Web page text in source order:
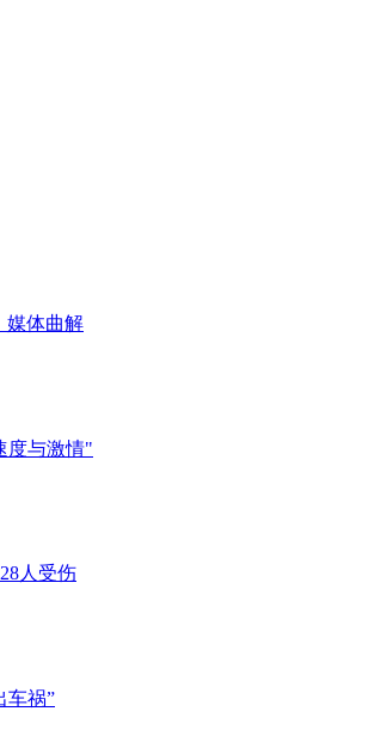
媒体曲解
度与激情"
人受伤
车祸”